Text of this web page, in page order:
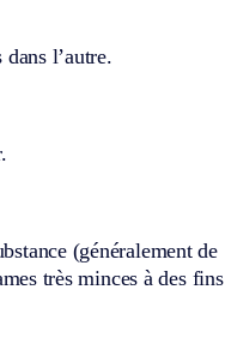
l’autre.
(généralement de
très minces à des fins